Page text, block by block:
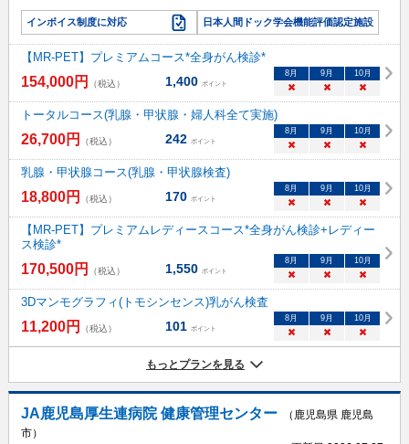
インボイス制度に対応 日本人間ドック学会機能評価認定施設
【MR-PET】プレミアムコース*全身がん検診*
154,000円 （税込） 1,400 ポイント
8月 9月 10月
× × ×
トータルコース(乳腺・甲状腺・婦人科全て実施)
26,700円 （税込） 242 ポイント
8月 9月 10月
× × ×
乳腺・甲状腺コース(乳腺・甲状腺検査)
18,800円 （税込） 170 ポイント
8月 9月 10月
× × ×
【MR-PET】プレミアムレディースコース*全身がん検診+レディー
ス検診*
170,500円 （税込） 1,550 ポイント
8月 9月 10月
× × ×
3Dマンモグラフィ(トモシンセンス)乳がん検査
11,200円 （税込） 101 ポイント
8月 9月 10月
× × ×
もっとプランを見る
JA鹿児島厚生連病院 健康管理センター
（鹿児島県 鹿児島
市）